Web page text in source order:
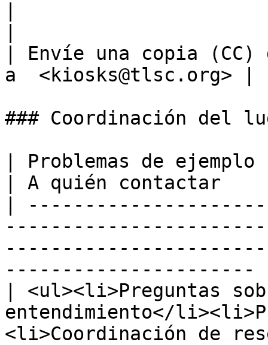
| Envíe una copia (CC)
a  <kiosks@tlsc.org> |
### Coordinación del
| Problemas de ejemplo
| A quién contactar
|
----------------------
| <ul><li>Preguntas
entendimiento</
<li>Coordinación de